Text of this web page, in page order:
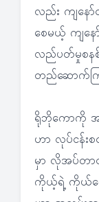
လည်း ကျနေ
စေမယ့် ကျနေ
လည်ပတ်မှုစန
တည်ဆောက်က
ရိုဘိုကောကို အ
ဟာ လုပ်ငန်း
မှာ လိုအပ်တာ
ကိုယ့်ရဲ့ ကိုယ်ရ